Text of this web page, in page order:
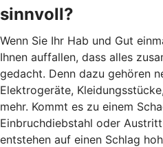
sinnvoll?
Wenn Sie Ihr Hab und Gut
Ihnen auffallen, dass alles
gedacht. Denn dazu gehören
Elektrogeräte,
mehr. Kommt es zu einem
Einbruchdiebstahl oder
entstehen auf einen Schlag